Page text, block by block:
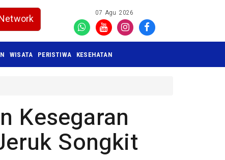
07 Agu 2026
WISATA PERISTIWA KESEHATAN
Kesegaran
Songkit